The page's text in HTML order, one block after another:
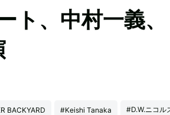
、中村一義、
BACKYARD #Keishi Tanaka #D.W.ニコル